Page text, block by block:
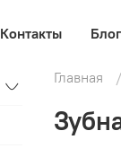
Контакты Блог
Главная